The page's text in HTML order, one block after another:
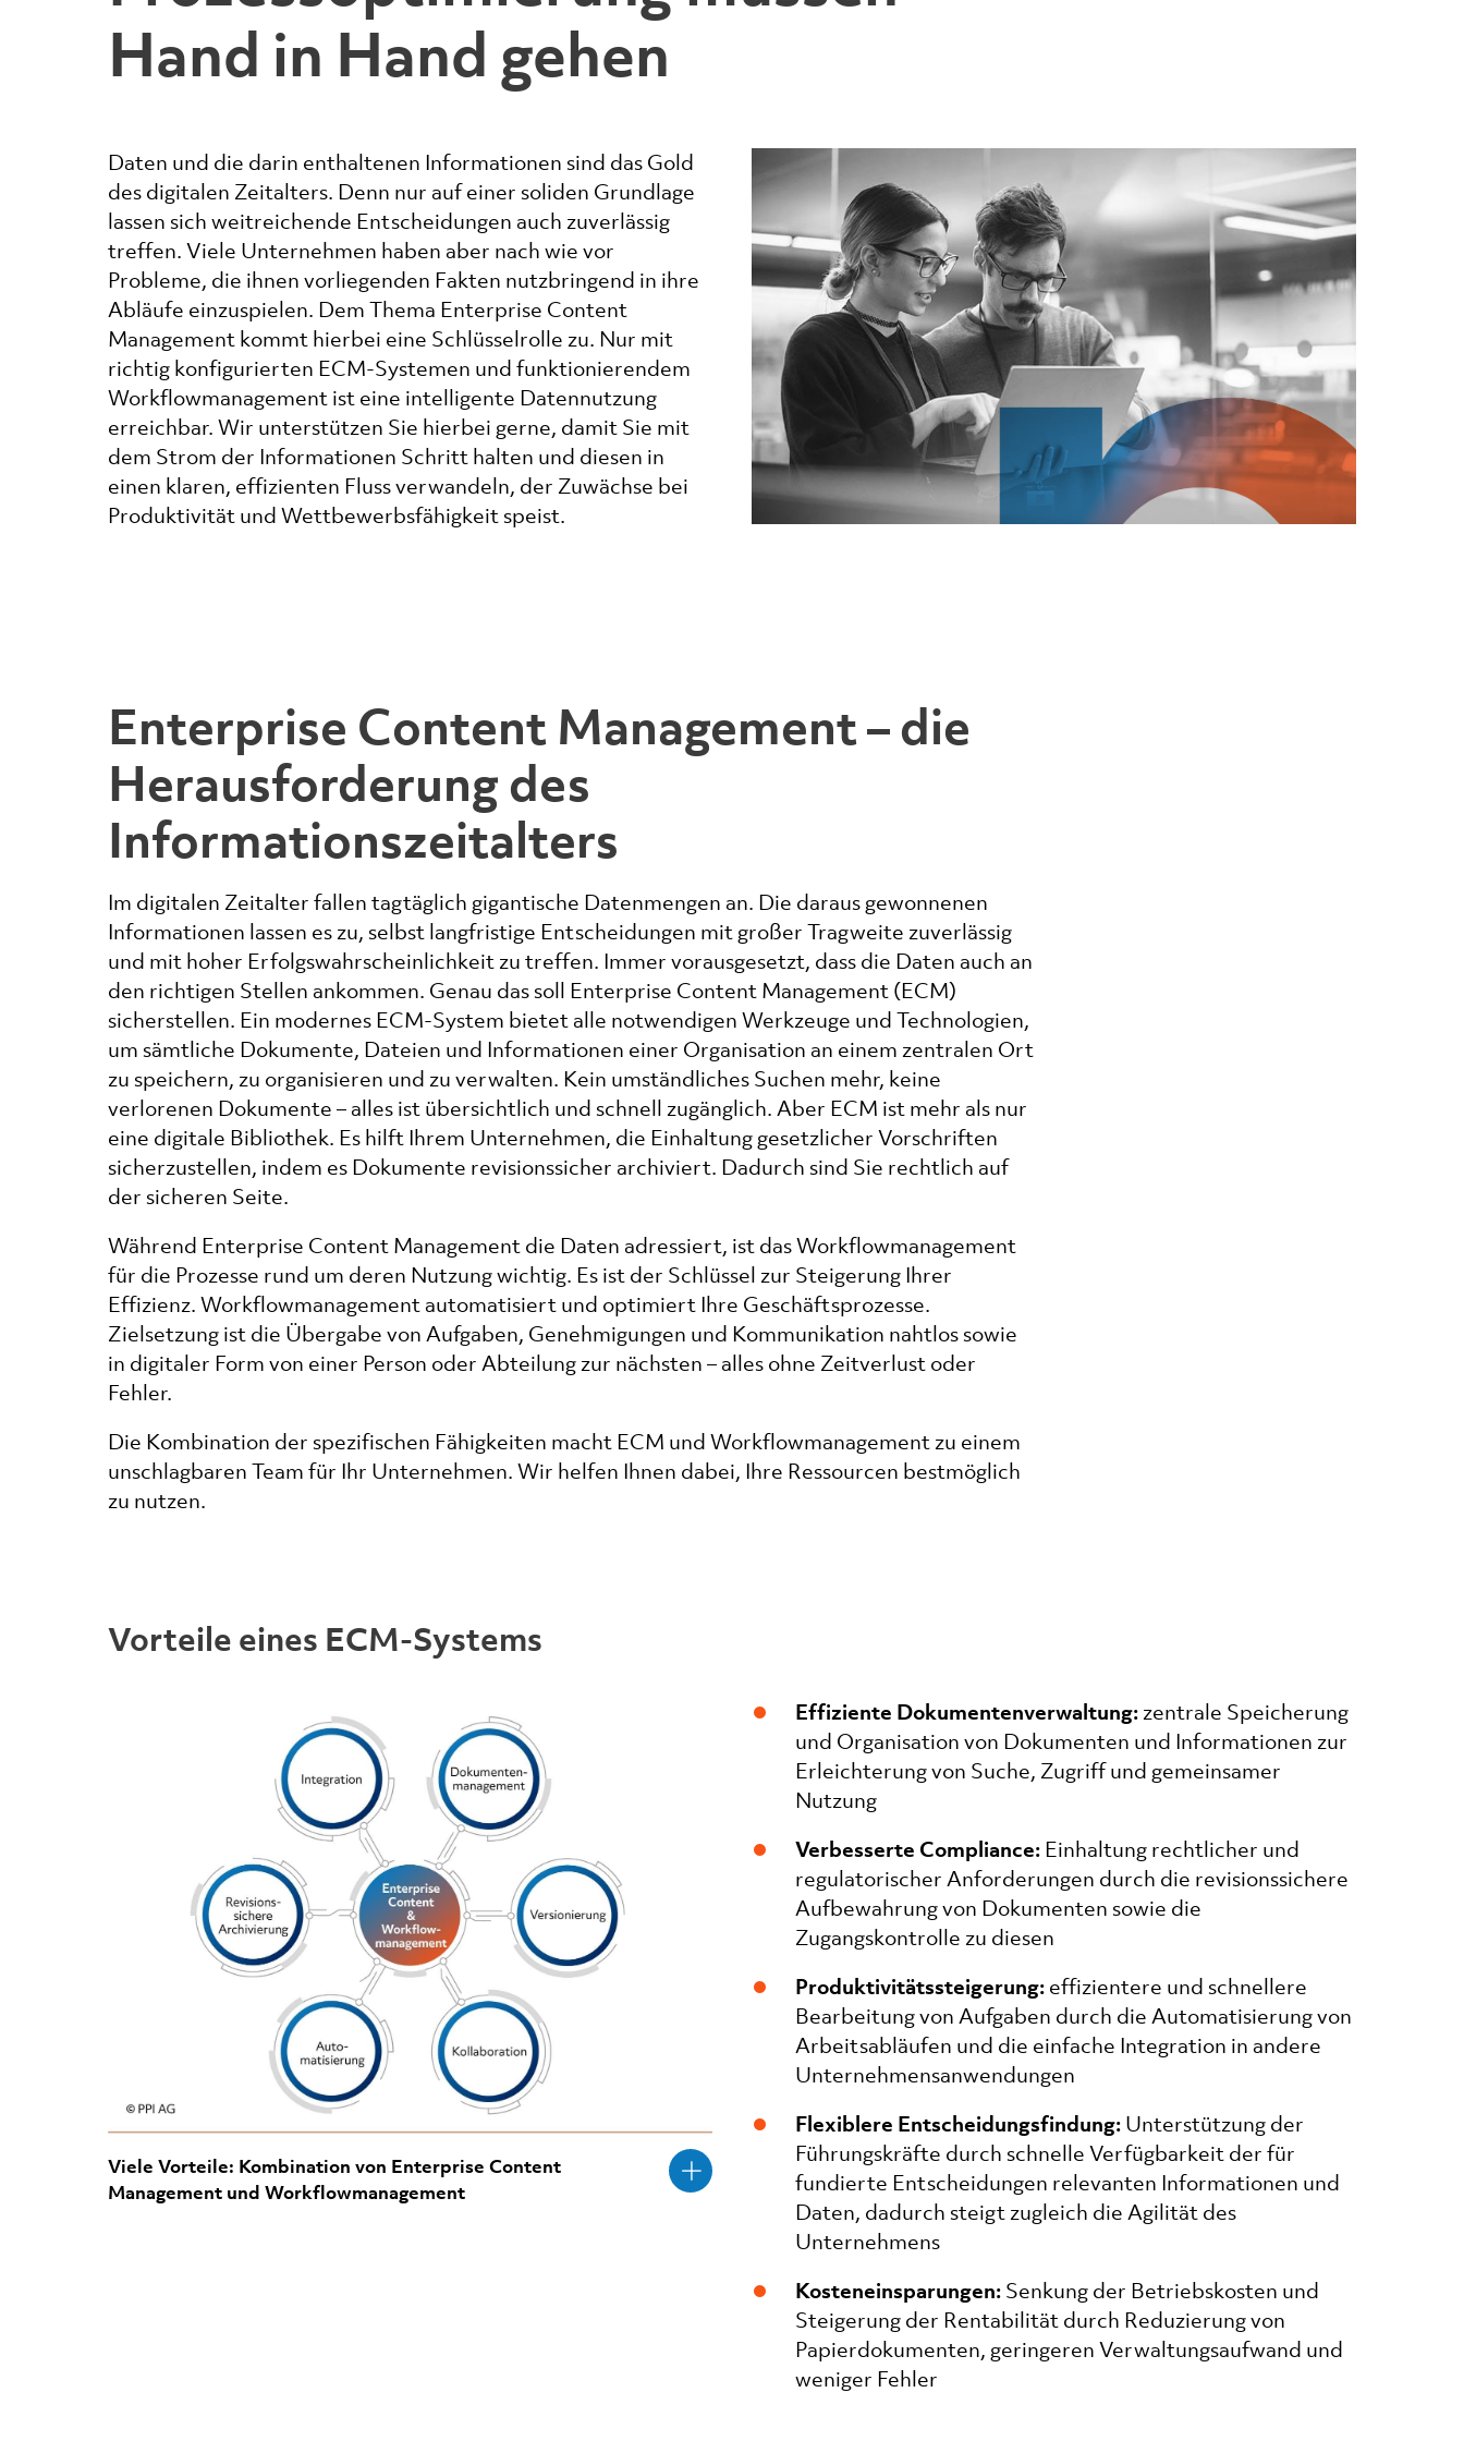
Hand in Hand gehen
Daten und die darin enthaltenen Informationen sind das Gold
des digitalen Zeitalters. Denn nur auf einer soliden Grundlage
lassen sich weitreichende Entscheidungen auch zuverlässig
treffen. Viele Unternehmen haben aber nach wie vor
Probleme, die ihnen vorliegenden Fakten nutzbringend in ihre
Abläufe einzuspielen. Dem Thema Enterprise Content
Management kommt hierbei eine Schlüsselrolle zu. Nur mit
richtig konfigurierten ECM-Systemen und funktionierendem
Workflowmanagement ist eine intelligente Datennutzung
erreichbar. Wir unterstützen Sie hierbei gerne, damit Sie mit
dem Strom der Informationen Schritt halten und diesen in
einen klaren, effizienten Fluss verwandeln, der Zuwächse bei
Produktivität und Wettbewerbsfähigkeit speist.
Enterprise Content Management – die
Herausforderung des
Informationszeitalters
Im digitalen Zeitalter fallen tagtäglich gigantische Datenmengen an. Die daraus gewonnenen
Informationen lassen es zu, selbst langfristige Entscheidungen mit großer Tragweite zuverlässig
und mit hoher Erfolgswahrscheinlichkeit zu treffen. Immer vorausgesetzt, dass die Daten auch an
den richtigen Stellen ankommen. Genau das soll Enterprise Content Management (ECM)
sicherstellen. Ein modernes ECM-System bietet alle notwendigen Werkzeuge und Technologien,
um sämtliche Dokumente, Dateien und Informationen einer Organisation an einem zentralen Ort
zu speichern, zu organisieren und zu verwalten. Kein umständliches Suchen mehr, keine
verlorenen Dokumente – alles ist übersichtlich und schnell zugänglich. Aber ECM ist mehr als nur
eine digitale Bibliothek. Es hilft Ihrem Unternehmen, die Einhaltung gesetzlicher Vorschriften
sicherzustellen, indem es Dokumente revisionssicher archiviert. Dadurch sind Sie rechtlich auf
der sicheren Seite.
Während Enterprise Content Management die Daten adressiert, ist das Workflowmanagement
für die Prozesse rund um deren Nutzung wichtig. Es ist der Schlüssel zur Steigerung Ihrer
Effizienz. Workflowmanagement automatisiert und optimiert Ihre Geschäftsprozesse.
Zielsetzung ist die Übergabe von Aufgaben, Genehmigungen und Kommunikation nahtlos sowie
in digitaler Form von einer Person oder Abteilung zur nächsten – alles ohne Zeitverlust oder
Fehler.
Die Kombination der spezifischen Fähigkeiten macht ECM und Workflowmanagement zu einem
unschlagbaren Team für Ihr Unternehmen. Wir helfen Ihnen dabei, Ihre Ressourcen bestmöglich
zu nutzen.
Vorteile eines ECM-Systems
Viele Vorteile: Kombination von Enterprise Content
Management und Workflowmanagement
Effiziente Dokumentenverwaltung:zentrale Speicherung
und Organisation von Dokumenten und Informationen zur
Erleichterung von Suche, Zugriff und gemeinsamer
Nutzung
Verbesserte Compliance:Einhaltung rechtlicher und
regulatorischer Anforderungen durch die revisionssichere
Aufbewahrung von Dokumenten sowie die
Zugangskontrolle zu diesen
Produktivitätssteigerung:effizientere und schnellere
Bearbeitung von Aufgaben durch die Automatisierung von
Arbeitsabläufen und die einfache Integration in andere
Unternehmensanwendungen
Flexiblere Entscheidungsfindung:Unterstützung der
Führungskräfte durch schnelle Verfügbarkeit der für
fundierte Entscheidungen relevanten Informationen und
Daten, dadurch steigt zugleich die Agilität des
Unternehmens
Kosteneinsparungen:Senkung der Betriebskosten und
Steigerung der Rentabilität durch Reduzierung von
Papierdokumenten, geringeren Verwaltungsaufwand und
weniger Fehler